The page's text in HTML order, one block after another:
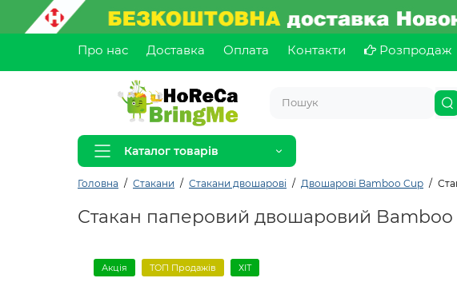
Про нас Доставка Оплата Контакти Розпродаж
Каталог товарів
Головна Стакани Стакани двошарові Двошарові Bamboo Cup
Стакан паперовий двошаровий
Акція ТОП Продажів ХІТ